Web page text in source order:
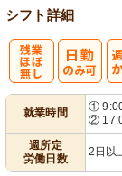
シフト詳細
就業時間
① 9:00
②
週所定
労働日数
2日以